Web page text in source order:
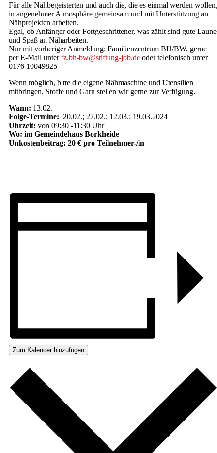
Für alle Nähbegeisterten und auch die, die es einmal werden wollen,
in angenehmer Atmosphäre gemeinsam und mit Unterstützung an
Nähprojekten arbeiten.
Egal, ob Anfänger oder Fortgeschrittener, was zählt sind gute Laune
und Spaß an Näharbeiten.
Nur mit vorheriger Anmeldung: Familienzentrum BH/BW, gerne
per E-Mail unterfz.bh-bw@stiftung-job.de oder telefonisch unter
0176 10049825
Wenn möglich, bitte die eigene Nähmaschine und Utensilien
mitbringen, Stoffe und Garn stellen wir gerne zur Verfügung.
Wann: 13.02.
Folge-Termine: 20.02.; 27.02.; 12.03.; 19.03.2024
Uhrzeit: von 09:30 -11:30 Uhr
Wo: im Gemeindehaus Borkheide
Unkostenbeitrag: 20 € pro Teilnehmer-/in
Zum Kalender hinzufügen